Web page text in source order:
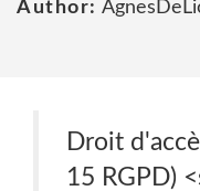
Author:
Droit
15 RGPD)